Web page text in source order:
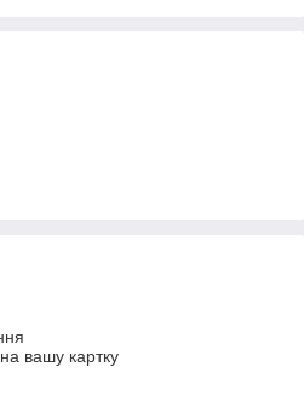
вашу картку